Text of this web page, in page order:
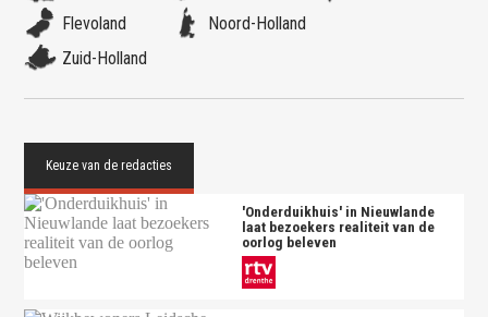
Flevoland
Noord-Holland
Zuid-Holland
'Onderduikhuis' in Nieuwlande
laat bezoekers realiteit van de
oorlog beleven